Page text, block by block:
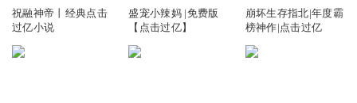
祝融神帝丨经典点击
过亿小说
盛宠小辣妈 |免费版
【点击过亿】
崩坏生存指北|年度霸
榜神作|点击过亿